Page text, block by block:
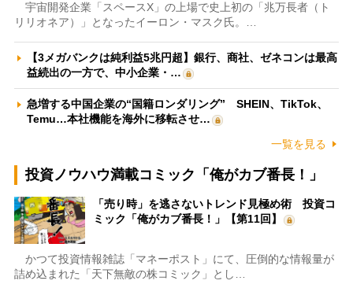
宇宙開発企業「スペースX」の上場で史上初の「兆万長者（ト
リリオネア）」となったイーロン・マスク氏。…
【3メガバンクは純利益5兆円超】銀行、商社、ゼネコンは最高
益続出の一方で、中小企業・…
急増する中国企業の“国籍ロンダリング” SHEIN、TikTok、
Temu…本社機能を海外に移転させ…
一覧を見る
投資ノウハウ満載コミック「俺がカブ番長！」
「売り時」を逃さないトレンド見極め術 投資コ
ミック「俺がカブ番長！」【第11回】
かつて投資情報雑誌「マネーポスト」にて、圧倒的な情報量が
詰め込まれた「天下無敵の株コミック」とし…